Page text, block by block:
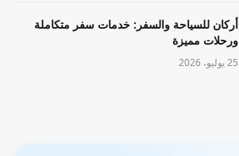
أركان للسياحة والسفر: خدمات سفر متكاملة
ورحلات مميزة
25 يوليو، 2026